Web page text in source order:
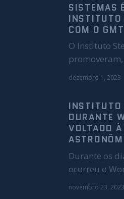
SISTEMAS
INSTITUTO
COM O
O Instituto
dezembro 1, 2023
INSTITUTO
DURANTE
VOLTADO
Durante os
ocorreu o
novembro 23, 2023